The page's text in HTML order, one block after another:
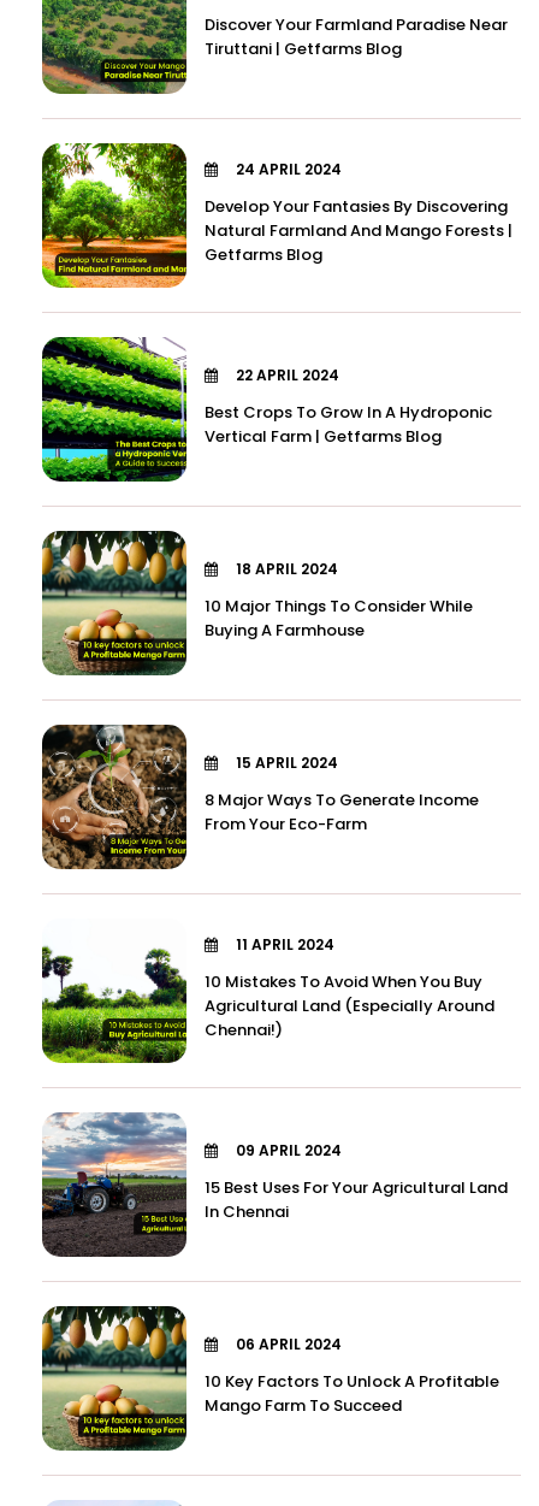
Discover Your Farmland Paradise Near
Tiruttani | Getfarms Blog
24 APRIL 2024
Develop Your Fantasies By Discovering
Natural Farmland And Mango Forests |
Getfarms Blog
22 APRIL 2024
Best Crops To Grow In A Hydroponic
Vertical Farm | Getfarms Blog
18 APRIL 2024
10 Major Things To Consider While
Buying A Farmhouse
15 APRIL 2024
8 Major Ways To Generate Income
From Your Eco-Farm
11 APRIL 2024
10 Mistakes To Avoid When You Buy
Agricultural Land (Especially Around
Chennai!)
09 APRIL 2024
15 Best Uses For Your Agricultural Land
In Chennai
06 APRIL 2024
10 Key Factors To Unlock A Profitable
Mango Farm To Succeed